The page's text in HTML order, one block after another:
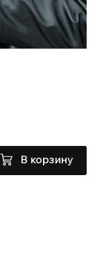
В корзину